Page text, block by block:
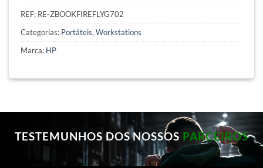
REF: RE-ZBOOKFIREFLYG702
Categorias: Portáteis,Workstations
Marca: HP
TESTEMUNHOS DOS NOSSOS PARCEIROS